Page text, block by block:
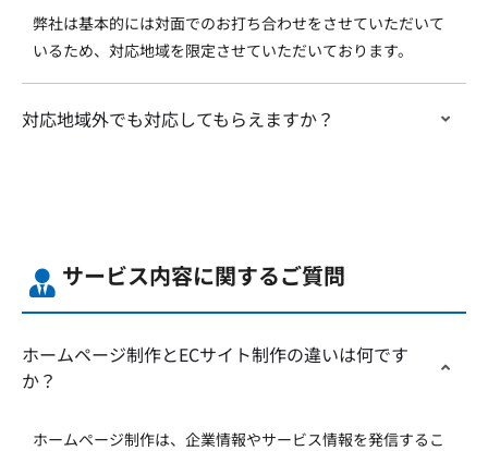
弊社は基本的には対面でのお打ち合わせをさせていただいて
いるため、対応地域を限定させていただいております。
対応地域外でも対応してもらえますか？
サービス内容に関するご質問
ホームページ制作とECサイト制作の違いは何です
か？
ホームページ制作は、企業情報やサービス情報を発信するこ